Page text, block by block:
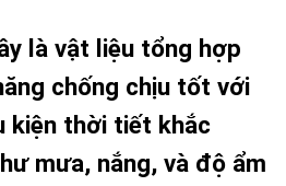
là vật liệu tổng hợp
chống chịu tốt với
kiện thời tiết khắc
mưa, nắng, và độ ẩm